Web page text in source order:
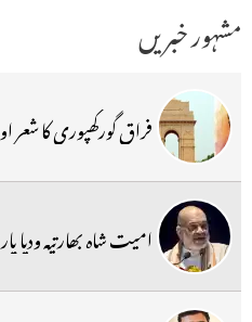
مشہور خبریں
فراق گورکھپوری کا شعر
امیت شاہ بھارتیہ ودیا پار مہوتسو 2026ء